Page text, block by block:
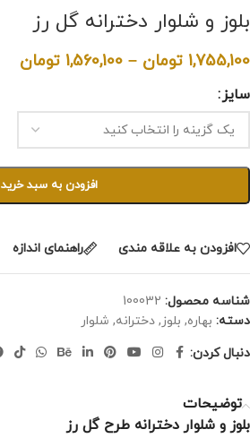
بلوز و شلوار دخترانه گل رز
1,755,100 تومان –
1,560,100 تومان
سایز
افزودن به سبد خرید
افزودن به علاقه مندی راهنمای اندازه
شناسه محصول: 100032
دسته: بهاره, بلوز, دخترانه, شلوار
دنبال کردن:
توضیحات
بلوز و شلوار دخترانه طرح گل رز